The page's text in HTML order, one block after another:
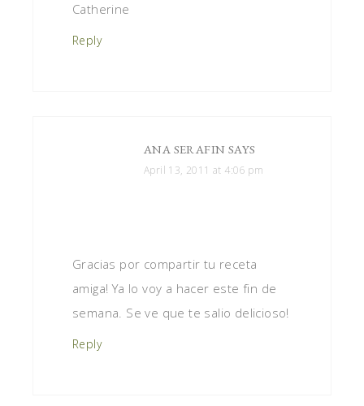
Catherine
Reply
ANA SERAFIN SAYS
April 13, 2011 at 4:06 pm
Gracias por compartir tu receta
amiga! Ya lo voy a hacer este fin de
semana. Se ve que te salio delicioso!
Reply